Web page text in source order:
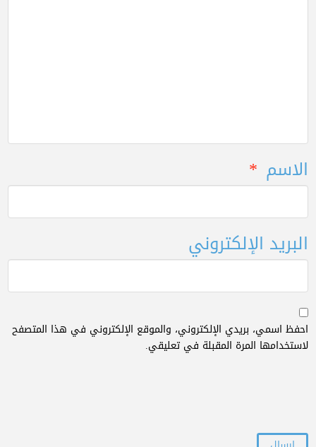
الاسم *
البريد الإلكتروني
احفظ اسمي، بريدي الإلكتروني، والموقع الإلكتروني في هذا المتصفح
لاستخدامها المرة المقبلة في تعليقي.